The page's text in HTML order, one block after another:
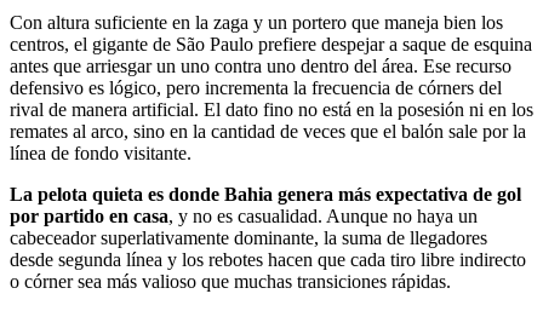
Con altura suficiente en la zaga y un portero que maneja bien los
centros, el gigante de São Paulo prefiere despejar a saque de esquina
antes que arriesgar un uno contra uno dentro del área. Ese recurso
defensivo es lógico, pero incrementa la frecuencia de córners del
rival de manera artificial. El dato fino no está en la posesión ni en los
remates al arco, sino en la cantidad de veces que el balón sale por la
línea de fondo visitante.
La pelota quieta es donde Bahia genera más expectativa de gol
por partido en casa, y no es casualidad. Aunque no haya un
cabeceador superlativamente dominante, la suma de llegadores
desde segunda línea y los rebotes hacen que cada tiro libre indirecto
o córner sea más valioso que muchas transiciones rápidas.